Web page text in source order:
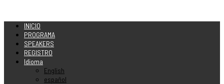
INICIO
PROGRAMA
SPEAKERS
REGISTRO
Idioma
English
español